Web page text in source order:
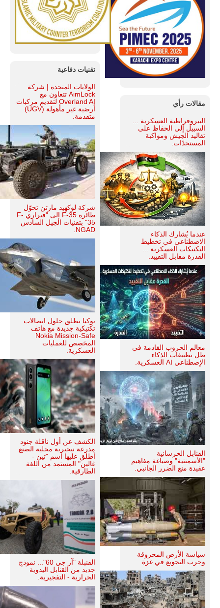
مقالات رأي
البيروقراطية العسكرية ...
السبيل إلى الحفاظ على
تقاليد الجيش ومواكبة
المستجدّات.
عندما يُشارك الذكاء
الاصطناعي في تخطيط
التكتيكات العسكرية ...
القدرة مقابل التقييد.
معالم الحروب القادمة في
ظل تطبيقات الذكاء
الإصطناعي AI العسكرية.
القنابل الخرسانية
"الأسمنتية" وصياغة مفاهيم
عقيدة منع الضرر الجانبي.
سياسة الأرض المحروقة
وحرب التجويع في غزة
تقنيات دفاعية
الولايات المتحدة | شركة
AimLock تتعاون مع
Overland AI لتقديم مركبات
أرضية غير مأهولة (UGV)
متقدمة.
شركة لوكهيد مارتن تحوّل
طائرة F-35 إلى "فيراري F-
35" بتقنيات الجيل السادس
NGAD.
نوكيا تطلق حلول اتصالات
تكتيكية جديدة مع هاتف
Nokia Mission-Safe
المخصص للعمليات
العسكرية.
الكشف عن أول ناقلة جنود
مدرعة نيجيرية محلية الصنع
أطلق عليها اسم "تين -
غالين" المستمد من اللغة
الطارقية.
القنبلة "آر جي 60"... نموذج
جديد من القنابل اليدوية
الحرارية - التفجيرية.